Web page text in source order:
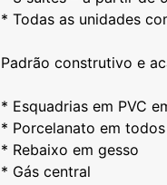
* Todas as unidades
Padrão construtivo e
* Esquadrias em PVC
* Porcelanato em
* Rebaixo em gesso
* Gás central